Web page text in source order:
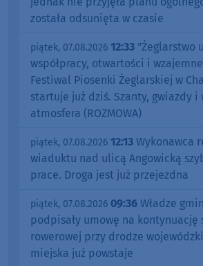
została odsunięta w czasie
piątek, 07.08.2026 12:33 "Żeglarstwo
współpracy, otwartości i
Festiwal Piosenki Żeglarskiej w
startuje już dziś. Szanty, gwiazdy i
atmosfera (ROZMOWA)
piątek, 07.08.2026 12:13 Wykonawca
wiaduktu nad ulicą Angowicką
prace. Droga jest już przejezdna
piątek, 07.08.2026 09:36 Władze
podpisały umowę na kontynuację
rowerowej przy drodze
miejska już powstaje